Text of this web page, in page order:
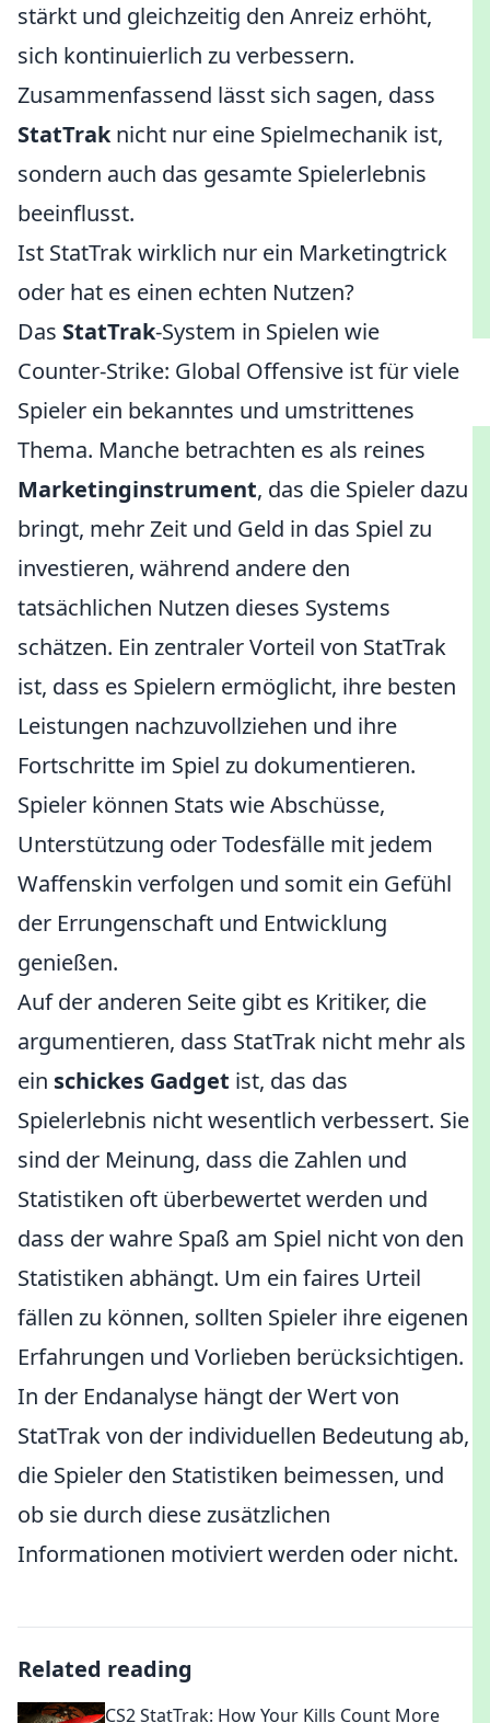
stärkt und gleichzeitig den Anreiz erhöht,
sich kontinuierlich zu verbessern.
Zusammenfassend lässt sich sagen, dass
StatTraknicht nur eine Spielmechanik ist,
sondern auch das gesamte Spielerlebnis
beeinflusst.
Ist StatTrak wirklich nur ein Marketingtrick
oder hat es einen echten Nutzen?
Das StatTrak-System in Spielen wie
Counter-Strike: Global Offensive ist für viele
Spieler ein bekanntes und umstrittenes
Thema. Manche betrachten es als reines
Marketinginstrument, das die Spieler dazu
bringt, mehr Zeit und Geld in das Spiel zu
investieren, während andere den
tatsächlichen Nutzen dieses Systems
schätzen. Ein zentraler Vorteil von StatTrak
ist, dass es Spielern ermöglicht, ihre besten
Leistungen nachzuvollziehen und ihre
Fortschritte im Spiel zu dokumentieren.
Spieler können Stats wie Abschüsse,
Unterstützung oder Todesfälle mit jedem
Waffenskin verfolgen und somit ein Gefühl
der Errungenschaft und Entwicklung
genießen.
Auf der anderen Seite gibt es Kritiker, die
argumentieren, dass StatTrak nicht mehr als
ein schickes Gadget ist, das das
Spielerlebnis nicht wesentlich verbessert. Sie
sind der Meinung, dass die Zahlen und
Statistiken oft überbewertet werden und
dass der wahre Spaß am Spiel nicht von den
Statistiken abhängt. Um ein faires Urteil
fällen zu können, sollten Spieler ihre eigenen
Erfahrungen und Vorlieben berücksichtigen.
In der Endanalyse hängt der Wert von
StatTrak von der individuellen Bedeutung ab,
die Spieler den Statistiken beimessen, und
ob sie durch diese zusätzlichen
Informationen motiviert werden oder nicht.
Related reading
CS2 StatTrak: How Your Kills Count More